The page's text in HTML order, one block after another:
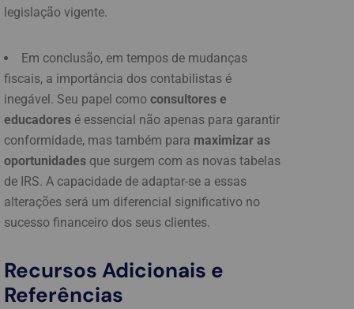
legislação vigente.
Em conclusão, em tempos de mudanças
fiscais, a importância dos contabilistas é
inegável. Seu papel como consultores e
educadores é essencial não apenas para garantir
conformidade, mas também para maximizar as
oportunidades que surgem com as novas tabelas
de IRS. A capacidade de adaptar-se a essas
alterações será um diferencial significativo no
sucesso financeiro dos seus clientes.
Recursos Adicionais e
Referências